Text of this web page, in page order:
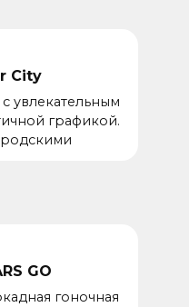
City
увлекательным
графикой.
GO
гоночная